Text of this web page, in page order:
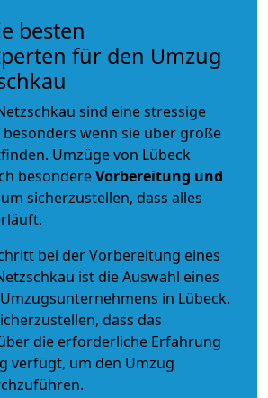
besten
für den Umzug
sind eine stressige
wenn sie über große
Umzüge von Lübeck
besondereVorbereitung und
sicherzustellen, dass alles
bei der Vorbereitung eines
ist die Auswahl eines
Umzugsunternehmens in Lübeck.
dass das
die erforderliche Erfahrung
verfügt, um den Umzug